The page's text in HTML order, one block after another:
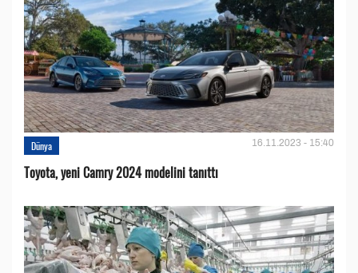
Dünya 16.11.2023 - 15:40
Toyota, yeni Camry 2024 modelini tanıttı